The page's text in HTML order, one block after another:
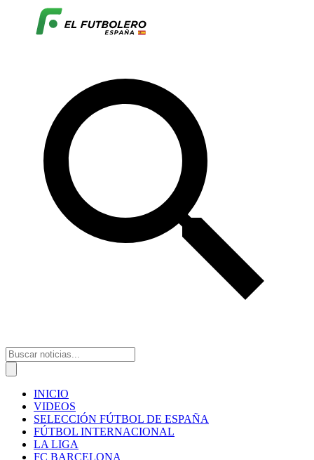
INICIO
VIDEOS
SELECCIÓN FÚTBOL DE ESPAÑA
FÚTBOL INTERNACIONAL
LA LIGA
FC BARCELONA